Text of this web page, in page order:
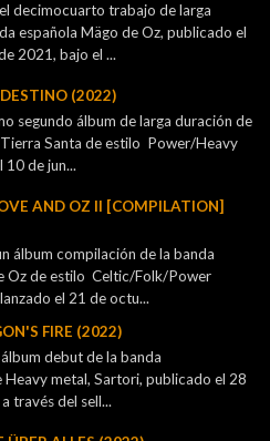
decimocuarto trabajo de larga
española Mägo de Oz, publicado el
2021, bajo el ...
(2022)
segundo álbum de larga duración de
Santa de estilo Power/Heavy
de jun...
AND OZ II [COMPILATION]
álbum compilación de la banda
Oz de estilo Celtic/Folk/Power
el 21 de octu...
FIRE (2022)
debut de la banda
Heavy metal, Sartori, publicado el 28
través del sell...